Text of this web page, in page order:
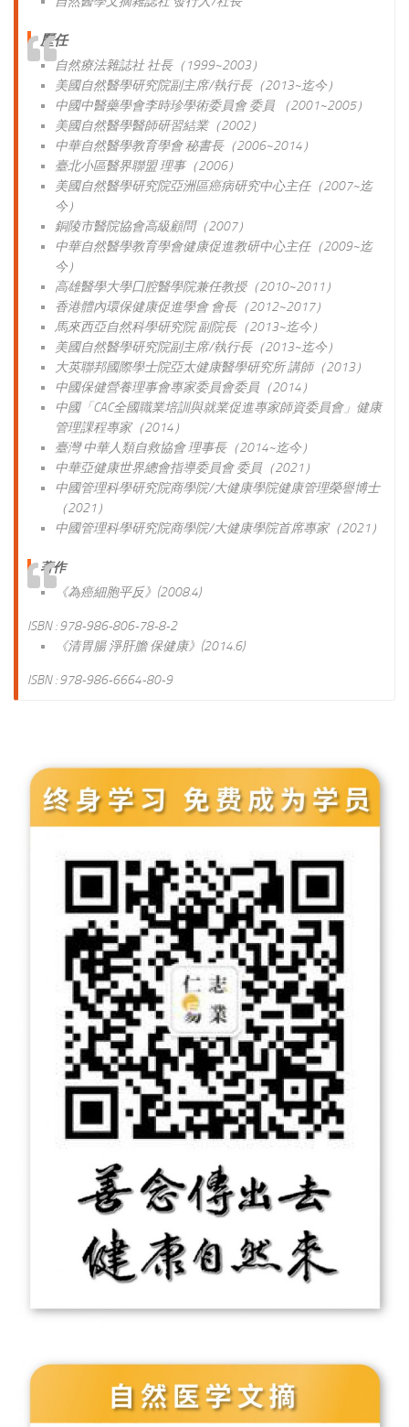
歷任
自然療法雜誌社 社長（1999~2003）
美國自然醫學研究院副主席/執行長（2013~迄今）
中國中醫藥學會李時珍學術委員會 委員 （2001~2005）
美國自然醫學醫師研習結業（2002）
中華自然醫學教育學會 秘書長（2006~2014）
臺北小區醫界聯盟 理事（2006）
美國自然醫學研究院亞洲區癌病研究中心主任（2007~迄
今）
銅陵市醫院協會高級顧問（2007）
中華自然醫學教育學會健康促進教研中心主任（2009~迄
今）
高雄醫學大學囗腔醫學院兼任教授（2010~2011）
香港體內環保健康促進學會 會長（2012~2017）
馬來西亞自然科學研究院 副院長（2013~迄今）
美國自然醫學研究院副主席/執行長（2013~迄今）
大英聯邦國際學士院亞太健康醫學研究所 講師（2013）
中國保健營養理事會專家委員會委員（2014）
中國「CAC全國職業培訓與就業促進專家師資委員會」健康
管理課程專家（2014）
臺灣 中華人類自救協會 理事長（2014~迄今）
中華亞健康世界總會指導委員會 委員（2021）
中國管理科學研究院商學院/大健康學院健康管理榮譽博士
（2021）
中國管理科學研究院商學院/大健康學院首席專家（2021）
著作
《為癌細胞平反》(2008.4)
ISBN : 978-986-806-78-8-2
《清胃腸 淨肝膽 保健康》(2014.6)
ISBN : 978-986-6664-80-9